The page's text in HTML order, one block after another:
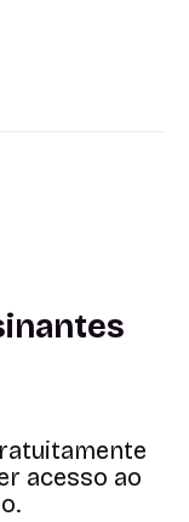
acesso ao